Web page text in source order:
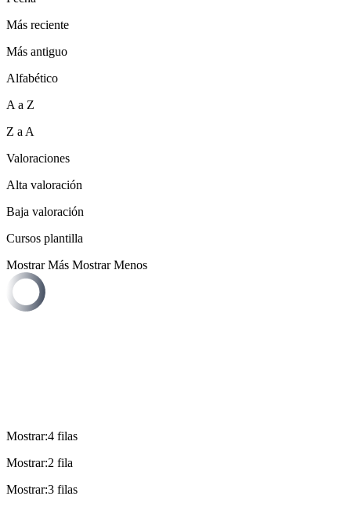
Más reciente
Más antiguo
Alfabético
A a Z
Z a A
Valoraciones
Alta valoración
Baja valoración
Cursos plantilla
Mostrar Más Mostrar Menos
Mostrar:4 filas
Mostrar:2 fila
Mostrar:3 filas